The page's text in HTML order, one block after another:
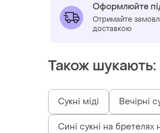
Оформлюйте
Отримайте
доставкою
Також шукають:
Сукні міді Вечірні
Сині сукні на бретелях